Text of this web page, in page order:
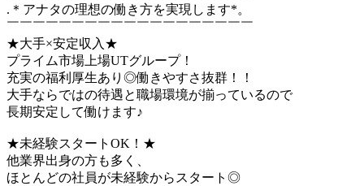
.＊アナタの理想の働き方を実現します*。
￣￣￣￣￣￣￣￣￣￣￣￣￣￣￣￣￣￣￣
★大手×安定収入★
プライム市場上場UTグループ！
充実の福利厚生あり◎働きやすさ抜群！！
大手ならではの待遇と職場環境が揃っているので
長期安定して働けます♪
★未経験スタートOK！★
他業界出身の方も多く、
ほとんどの社員が未経験からスタート◎